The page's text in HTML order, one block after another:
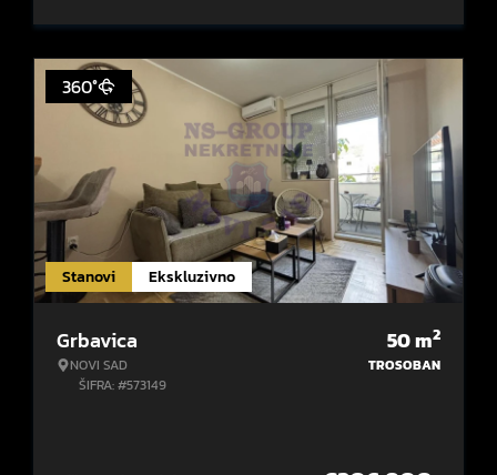
Stanovi Ekskluzivno
360°
Grbavica
NOVI SAD
ŠIFRA: #573149
50m2
TROSOBAN